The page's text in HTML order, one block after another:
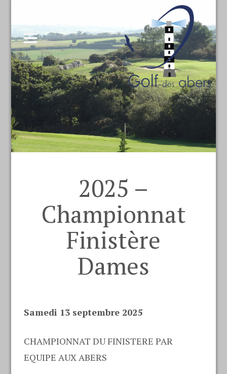
2025 –
Championnat
Finistère
Dames
Samedi 13 septembre 2025
CHAMPIONNAT DU FINISTERE PAR
EQUIPE AUX ABERS